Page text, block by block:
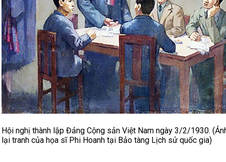
Hội nghị thành lập Đảng Cộng sản Việt Nam ngày 3/2/1930.
lại tranh của họa sĩ Phi Hoanh tại Bảo tàng Lịch sử quốc gia)